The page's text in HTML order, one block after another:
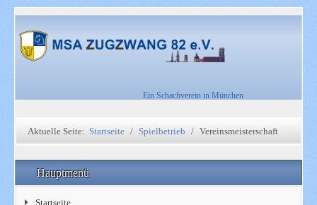
Ein Schachverein in München
Aktuelle Seite: Startseite Spielbetrieb Vereinsmeisterschaft
Hauptmenü
Startseite